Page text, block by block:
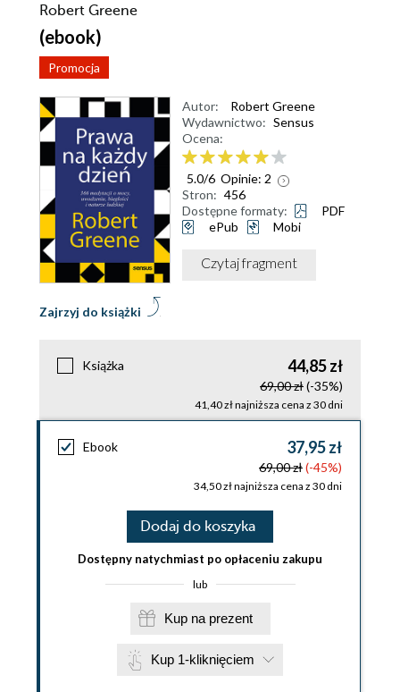
Robert Greene
(ebook)
Promocja
Zajrzyj do książki
Autor:
Robert Greene
Wydawnictwo: Sensus
Ocena:
5.0/6 Opinie: 2
Stron: 456
Dostępne formaty:
PDF
ePub
Mobi
Czytaj fragment
Książka 44,85 zł
69,00 zł(-35%)
41,40 zł najniższa cena z 30 dni
Ebook 37,95 zł
69,00 zł(-45%)
34,50 zł najniższa cena z 30 dni
Dodaj do koszyka
Dostępny natychmiast po opłaceniu zakupu
lub
Kup na prezent
Kup 1-kliknięciem